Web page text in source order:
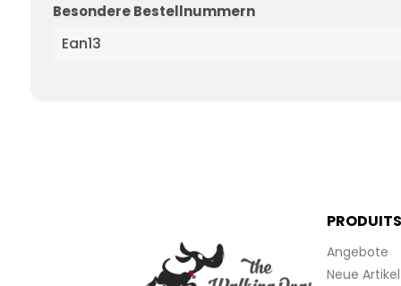
Besondere Bestellnummern
Ean13
PRODUITS
Angebote
Neue Artikel